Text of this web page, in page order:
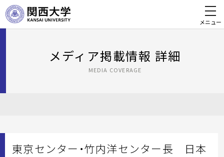
メニュー
メディア掲載情報 詳細
MEDIA COVERAGE
東京センター・竹内洋センター長 日本